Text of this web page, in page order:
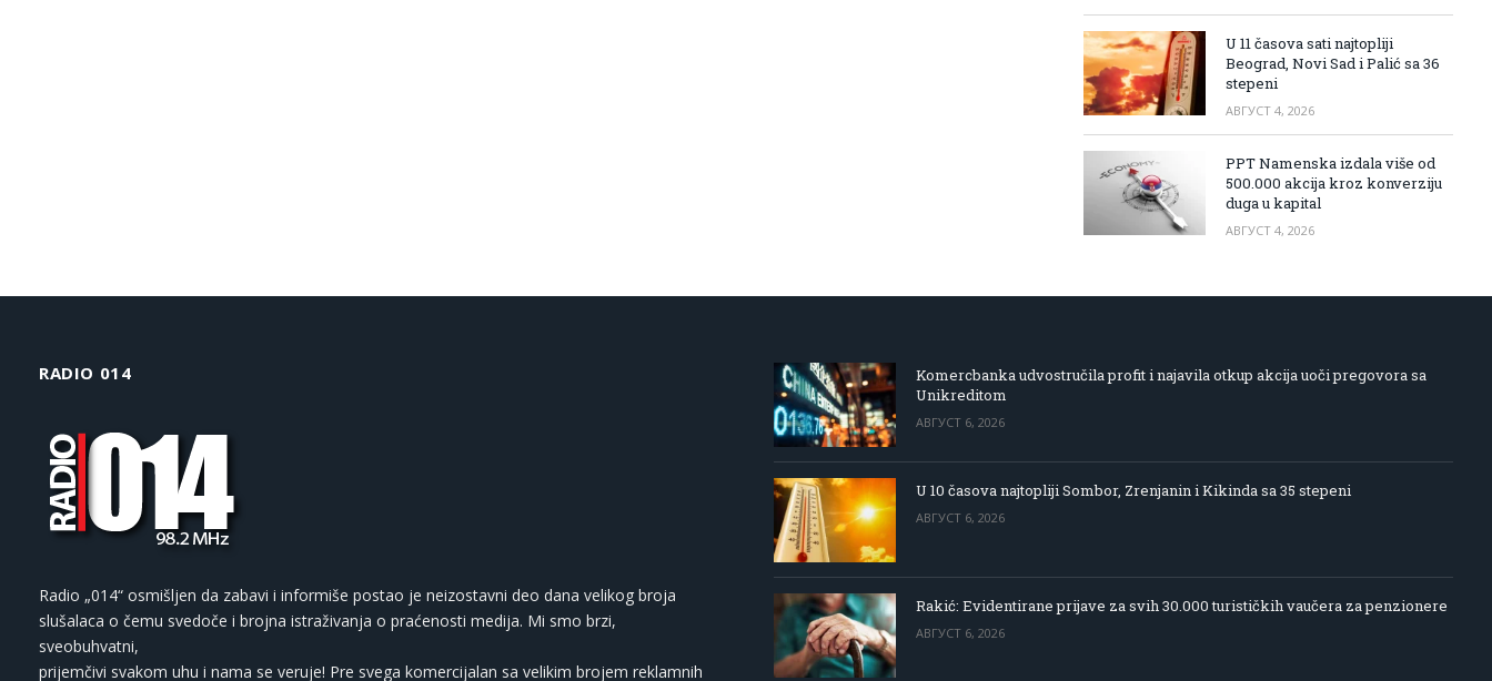
U 11 časova sati najtopliji
Beograd, Novi Sad i Palić sa 36
stepeni
АВГУСТ 4, 2026
PPT Namenska izdala više od
500.000 akcija kroz konverziju
duga u kapital
АВГУСТ 4, 2026
RADIO 014
Radio „014“ osmišljen da zabavi i informiše postao je neizostavni deo dana velikog broja
slušalaca o čemu svedoče i brojna istraživanja o praćenosti medija. Mi smo brzi,
sveobuhvatni,
prijemčivi svakom uhu i nama se veruje! Pre svega komercijalan sa velikim brojem reklamnih
Komercbanka udvostručila profit i najavila otkup akcija uoči pregovora sa
Unikreditom
АВГУСТ 6, 2026
U 10 časova najtopliji Sombor, Zrenjanin i Kikinda sa 35 stepeni
АВГУСТ 6, 2026
Rakić: Evidentirane prijave za svih 30.000 turističkih vaučera za penzionere
АВГУСТ 6, 2026